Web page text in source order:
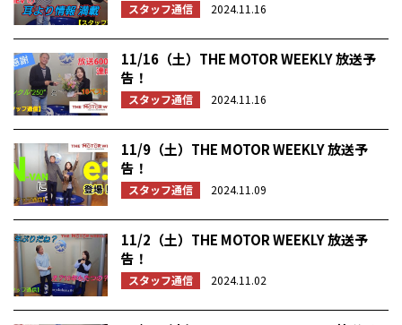
スタッフ通信 2024.11.16
11/16（土）THE MOTOR WEEKLY 放送予
告！
スタッフ通信 2024.11.16
11/9（土）THE MOTOR WEEKLY 放送予
告！
スタッフ通信 2024.11.09
11/2（土）THE MOTOR WEEKLY 放送予
告！
スタッフ通信 2024.11.02